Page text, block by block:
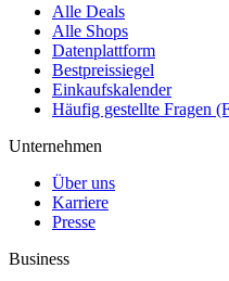
Alle Deals
Alle Shops
Datenplattform
Bestpreissiegel
Einkaufskalender
Häufig gestellte Fragen
Unternehmen
Über uns
Karriere
Presse
Business